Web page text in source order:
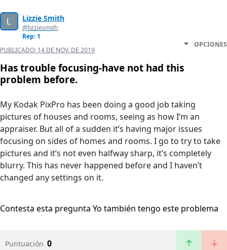
Lizzie Smith
@lizziesmith
Rep: 1
PUBLICADO: 14 DE NOV. DE 2019
OPCIONES
Has trouble focusing-have not had this
problem before.
My Kodak PixPro has been doing a good job taking
pictures of houses and rooms, seeing as how I’m an
appraiser. But all of a sudden it’s having major issues
focusing on sides of homes and rooms. I go to try to take
pictures and it’s not even halfway sharp, it’s completely
blurry. This has never happened before and I haven’t
changed any settings on it.
Contesta esta pregunta Yo también tengo este problema
Puntuación 0